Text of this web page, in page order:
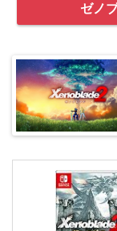
ゼノ